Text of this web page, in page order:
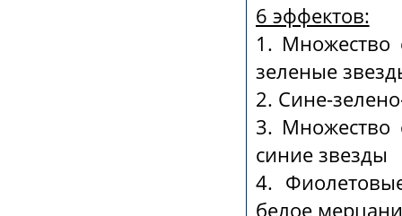
6 эффектов:
1. Множество
зеленые
2. Сине-
3. Множество
синие звезды
4.
белое